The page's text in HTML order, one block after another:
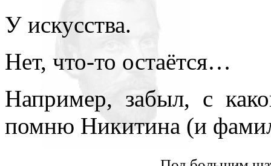
подсознательное часто
то обеспечивает любое
одна его часть, которая –
– обеспечивает в
подсознаний автора и
У искусства.
Нет, что-то остаётся…
Например, забыл, с
помню Никитина (и